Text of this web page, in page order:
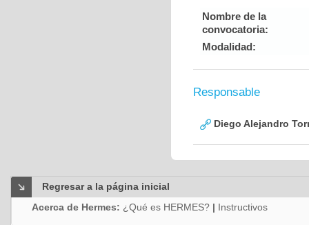
Nombre de la
convocatoria:
Modalidad:
Responsable
Diego Alejandro
Regresar a la página inicial
Acerca de Hermes: ¿Qué es HERMES? | Instructivos